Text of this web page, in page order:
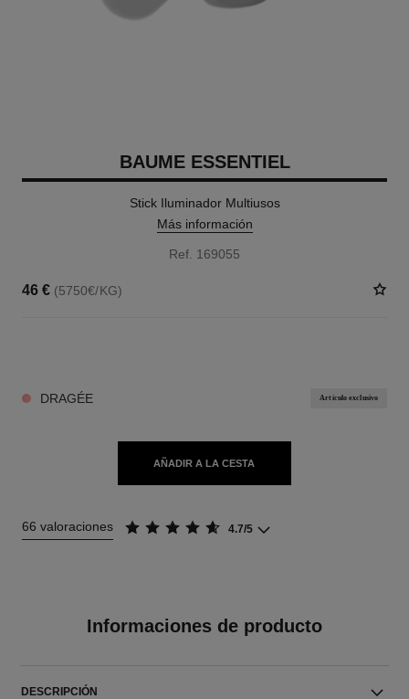
BAUME ESSENTIEL
Stick Iluminador Multiusos
Más información
Ref. 169055
46 € (5750€/KG)
DRAGÉE Artículo exclusivo
AÑADIR A LA CESTA
66 valoraciones 4.7/5
Informaciones de producto
DESCRIPCIÓN